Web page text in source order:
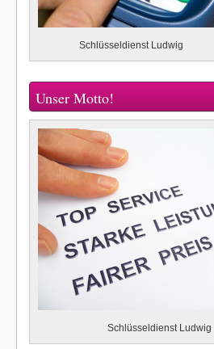
Schlüsseldienst Ludwig
Unser Motto!
Schlüsseldienst Ludwig